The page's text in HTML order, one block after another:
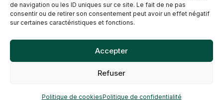
de navigation ou les ID uniques sur ce site. Le fait de ne pas
consentir ou de retirer son consentement peut avoir un effet négatif
sur certaines caractéristiques et fonctions.
Accepter
Refuser
Politique de cookiesPolitique de confidentialité